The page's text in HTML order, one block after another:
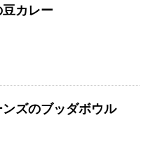
カレー
ズのブッダボウル